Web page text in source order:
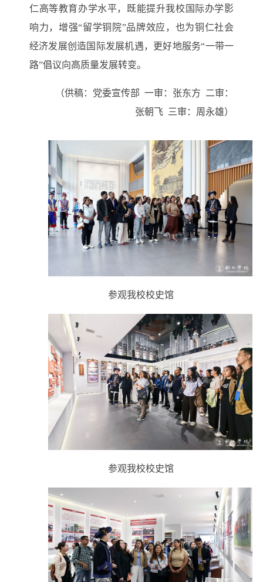
仁高等教育办学水平，既能提升我校国际办学影
响力，增强“留学铜院”品牌效应，也为铜仁社会
经济发展创造国际发展机遇，更好地服务“一带一
路”倡议向高质量发展转变。
（供稿：党委宣传部 一审：张东方 二审：
张朝飞 三审：周永雄）
参观我校校史馆
参观我校校史馆